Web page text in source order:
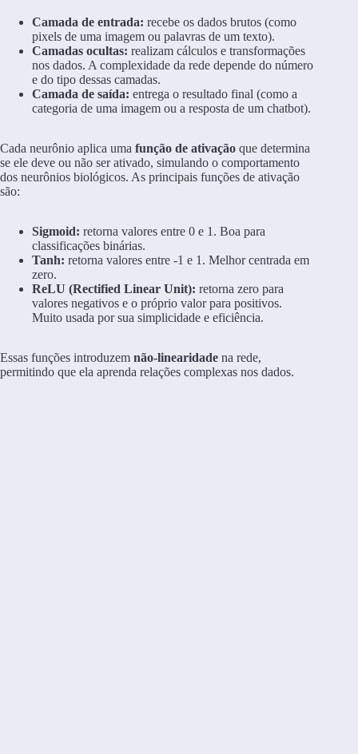
Camada de entrada: recebe os dados brutos (como
pixels de uma imagem ou palavras de um texto).
Camadas ocultas: realizam cálculos e transformações
nos dados. A complexidade da rede depende do número
e do tipo dessas camadas.
Camada de saída: entrega o resultado final (como a
categoria de uma imagem ou a resposta de um chatbot).
Cada neurônio aplica uma função de ativação que determina
se ele deve ou não ser ativado, simulando o comportamento
dos neurônios biológicos. As principais funções de ativação
são:
Sigmoid: retorna valores entre 0 e 1. Boa para
classificações binárias.
Tanh: retorna valores entre -1 e 1. Melhor centrada em
zero.
ReLU (Rectified Linear Unit): retorna zero para
valores negativos e o próprio valor para positivos.
Muito usada por sua simplicidade e eficiência.
Essas funções introduzem não-linearidade na rede,
permitindo que ela aprenda relações complexas nos dados.